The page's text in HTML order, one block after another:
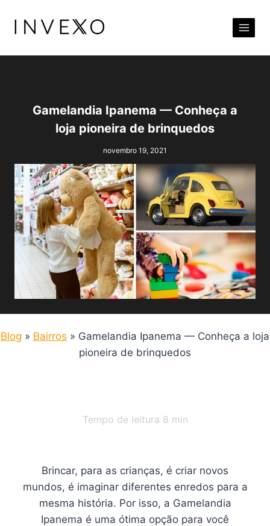
para
Conteúdo
Gamelandia Ipanema — Conheça a
loja pioneira de brinquedos
novembro 19, 2021
Blog » Bairros » Gamelandia Ipanema — Conheça a loja
pioneira de brinquedos
Tempo de leitura 8 min
Brincar, para as crianças, é criar novos
mundos, é imaginar diferentes enredos para a
mesma história. Por isso, a Gamelandia
Ipanema é uma ótima opção para você